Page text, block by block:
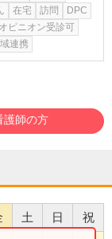
在宅 訪問
DPC
ピニオン受診可
連携
護師の方
土 日 祝